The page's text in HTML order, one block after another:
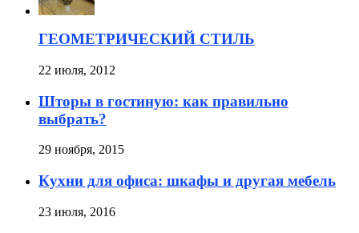
ГЕОМЕТРИЧЕСКИЙ СТИЛЬ
22 июля, 2012
Шторы в гостиную: как правильно
выбрать?
29 ноября, 2015
Кухни для офиса: шкафы и другая мебель
23 июля, 2016